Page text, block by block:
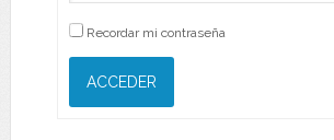
Recordar mi contraseña
ACCEDER